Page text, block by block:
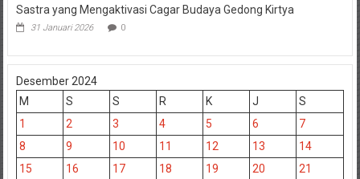
Sastra yang Mengaktivasi Cagar Budaya Gedong Kirtya
31 Januari 2026 0
Desember 2024
M
S S R K J
S
1
2 3 4 5 6
7
8
9 10 11 12 13
14
15
16 17 18 19 20
21